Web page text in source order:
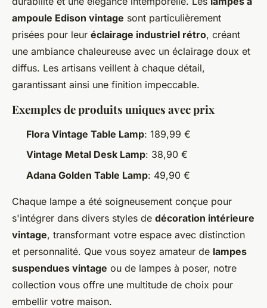
ampoule Edison vintage sont particulièrement
prisées pour leur éclairage industriel rétro, créant
une ambiance chaleureuse avec un éclairage doux et
diffus. Les artisans veillent à chaque détail,
garantissant ainsi une finition impeccable.
Exemples de produits uniques avec prix
Flora Vintage Table Lamp: 189,99 €
Vintage Metal Desk Lamp: 38,90 €
Adana Golden Table Lamp: 49,90 €
Chaque lampe a été soigneusement conçue pour
s'intégrer dans divers styles de décoration intérieure
vintage, transformant votre espace avec distinction
et personnalité. Que vous soyez amateur de lampes
suspendues vintage ou de lampes à poser, notre
collection vous offre une multitude de choix pour
embellir votre maison.